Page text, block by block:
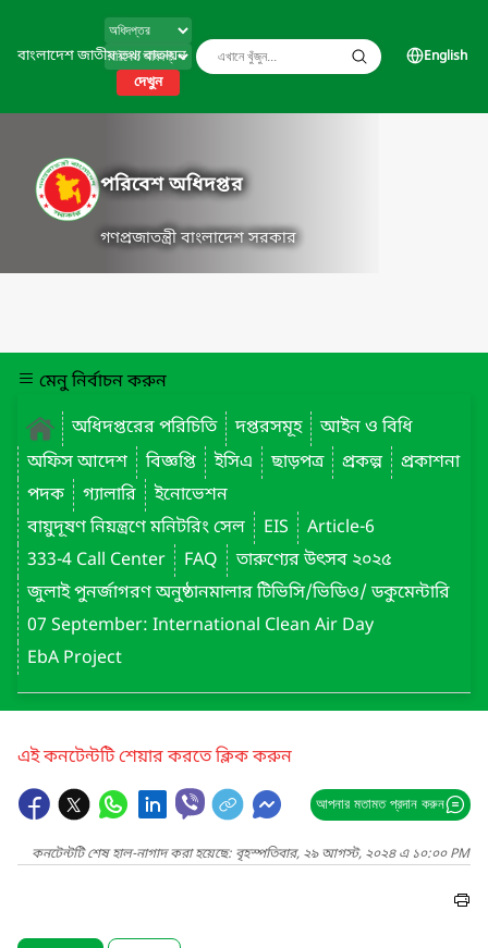
বাংলাদেশ জাতীয় তথ্য বাতায়ন
দেখুন
English
পরিবেশ অধিদপ্তর
গণপ্রজাতন্ত্রী বাংলাদেশ সরকার
মেনু নির্বাচন করুন
অধিদপ্তরের পরিচিতি
দপ্তরসমূহ
আইন ও বিধি
অফিস আদেশ
বিজ্ঞপ্তি ইসিএ ছাড়পত্র প্রকল্প
প্রকাশনা
পদক
গ্যালারি
ইনোভেশন
বায়ুদূষণ নিয়ন্ত্রণে মনিটরিং সেল
EIS
Article-6
333-4 Call Center
FAQ
তারুণ্যের উৎসব ২০২৫
জুলাই পুনর্জাগরণ অনুষ্ঠানমালার টিভিসি/ভিডিও/ ডকুমেন্টারি
07 September: International Clean Air Day
EbA Project
এই কনটেন্টটি শেয়ার করতে ক্লিক করুন
আপনার মতামত প্রদান করুন
কনটেন্টটি শেষ হাল-নাগাদ করা হয়েছে: বৃহস্পতিবার, ২৯ আগস্ট, ২০২৪ এ ১০:০০ PM